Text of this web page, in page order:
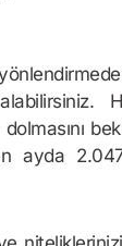
ayda